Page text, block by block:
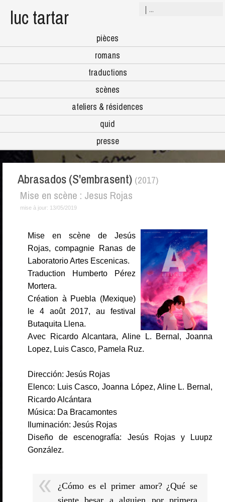
luc tartar
pièces
romans
traductions
scènes
ateliers & résidences
quid
presse
Abrasados (S'embrasent) (2017)
Mise en scène : Jesus Rojas
mise à jour: 13/05/2019
Mise en scène de Jesús
Rojas, compagnie Ranas de
Laboratorio Artes Escenicas.
Traduction Humberto Pérez
Mortera.
Création à Puebla (Mexique)
le 4 août 2017, au festival
Butaquita Llena.
Avec Ricardo Alcantara, Aline L. Bernal, Joanna
Lopez, Luis Casco, Pamela Ruz.
Dirección: Jesús Rojas
​Elenco: Luis Casco, Joanna López, Aline L. Bernal,
Ricardo Alcántara
​Música: Da Bracamontes
​Iluminación: Jesús Rojas
​Diseño de escenografía: Jesús Rojas y Luupz
González.
¿Cómo es el primer amor? ¿Qué se
siente besar a alguien por primera